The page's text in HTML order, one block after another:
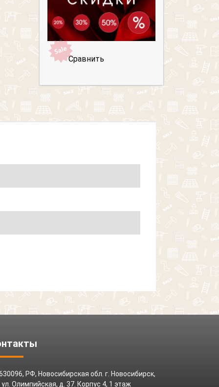
Сравнить
РФ, Новосибирская обл. г. Новосибирск,
ул. Олимпийская, д. 37. Корпус 4, 1 этаж